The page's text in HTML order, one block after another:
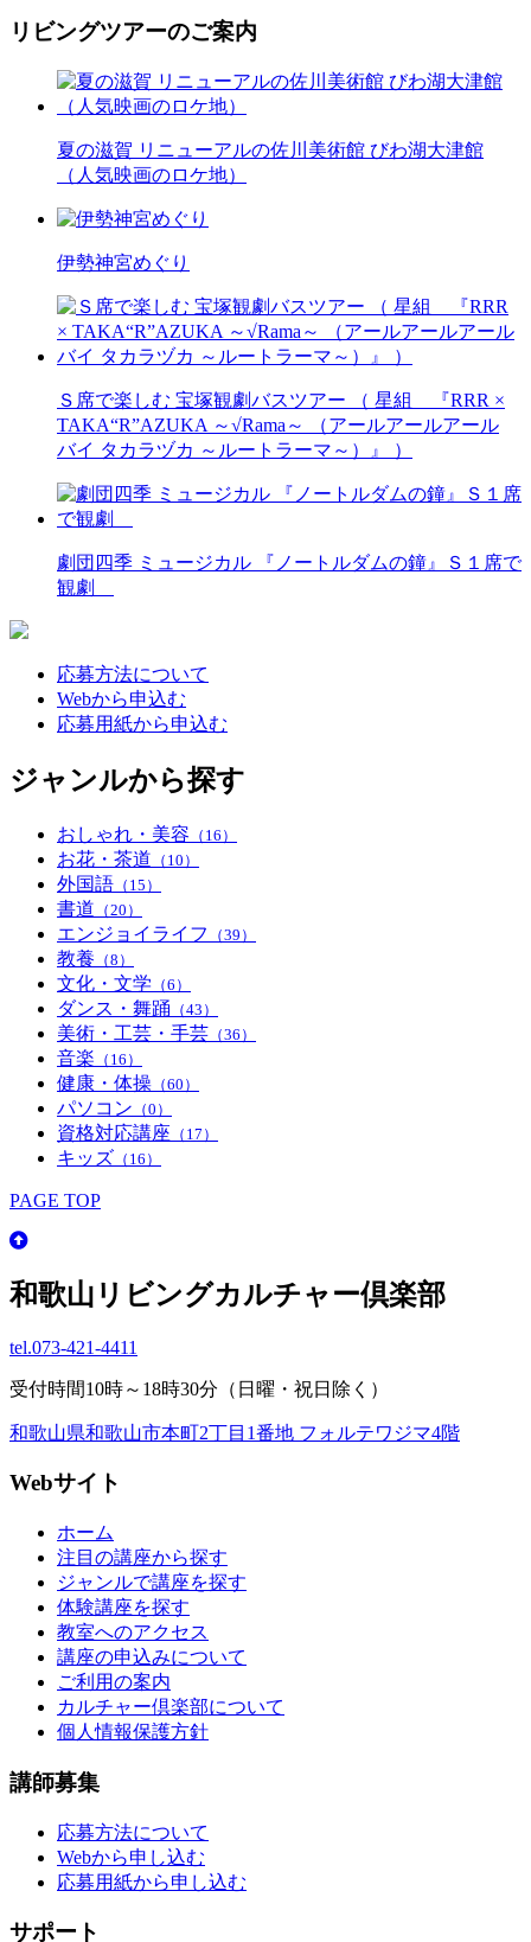
リビングツアーのご案内
夏の滋賀 リニューアルの佐川美術館 びわ湖大津館
（人気映画のロケ地）
伊勢神宮めぐり
Ｓ席で楽しむ 宝塚観劇バスツアー （ 星組 『RRR ×
TAKA“R”AZUKA ～√Rama～ （アールアールアール
バイ タカラヅカ ～ルートラーマ～）』 ）
劇団四季 ミュージカル 『ノートルダムの鐘』Ｓ１席で
観劇
応募方法について
Webから申込む
応募用紙から申込む
ジャンルから探す
おしゃれ・美容 （16）
お花・茶道 （10）
外国語 （15）
書道 （20）
エンジョイライフ （39）
教養 （8）
文化・文学 （6）
ダンス・舞踊 （43）
美術・工芸・手芸 （36）
音楽 （16）
健康・体操 （60）
パソコン （0）
資格対応講座 （17）
キッズ （16）
PAGE TOP
和歌山リビングカルチャー倶楽部
tel.073-421-4411
受付時間10時～18時30分（日曜・祝日除く）
和歌山県和歌山市本町2丁目1番地 フォルテワジマ4階
Webサイト
ホーム
注目の講座から探す
ジャンルで講座を探す
体験講座を探す
教室へのアクセス
講座の申込みについて
ご利用の案内
カルチャー倶楽部について
個人情報保護方針
講師募集
応募方法について
Webから申し込む
応募用紙から申し込む
サポート